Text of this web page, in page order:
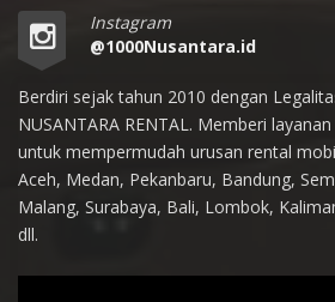
Instagram
@1000Nusantara.id
Berdiri sejak tahun 2010 dengan
NUSANTARA RENTAL. Memberi
untuk mempermudah urusan rental
Aceh, Medan, Pekanbaru, Bandung,
Malang, Surabaya, Bali, Lombok,
dll.